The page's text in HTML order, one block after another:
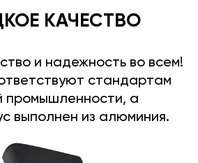
КАЧЕСТВО
и надежность во всем!
стандартам
промышленности, а
выполнен из алюминия.